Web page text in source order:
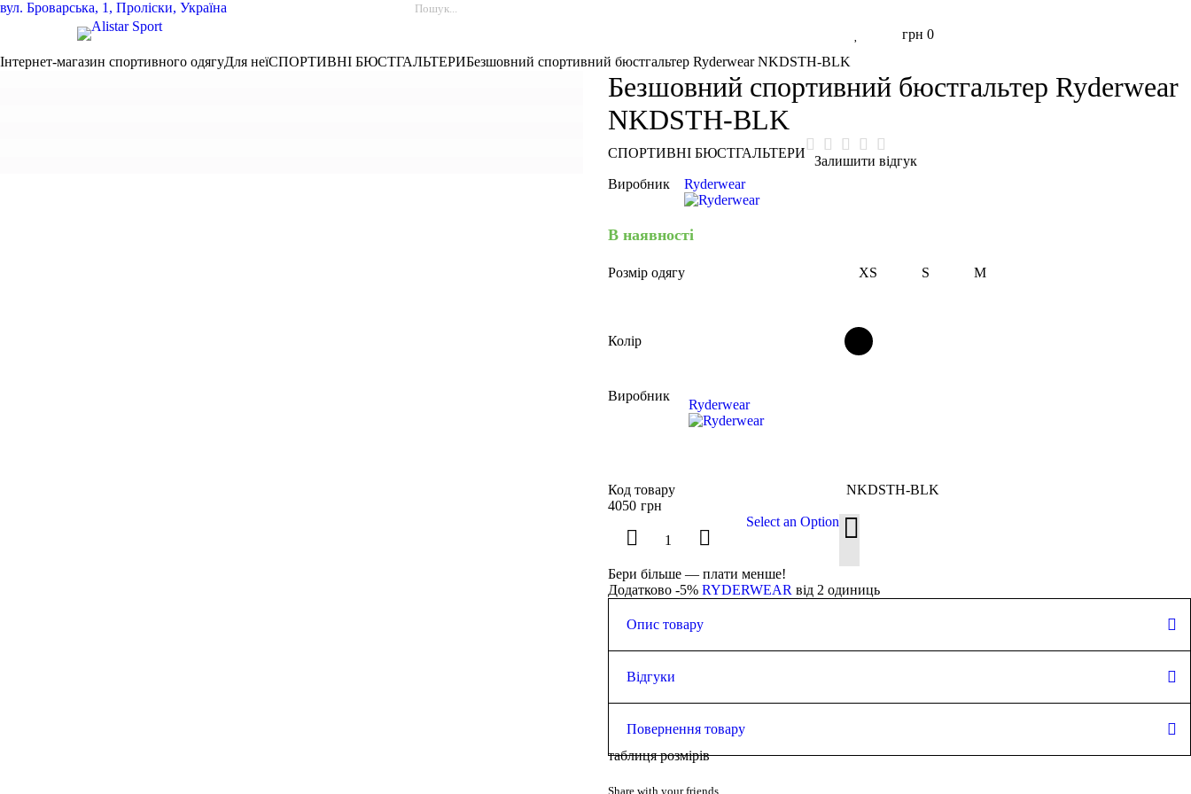
вул. Броварська, 1, Проліски, Україна
грн 0
Інтернет-магазин спортивного одягуДля неїСПОРТИВНІ БЮСТГАЛЬТЕРИБезшовний спортивний бюстгальтер Ryderwear NKDSTH-BLK
Безшовний спортивний бюстгальтер Ryderwear
NKDSTH-BLK
СПОРТИВНІ БЮСТГАЛЬТЕРИ
Залишити відгук
Виробник
Ryderwear
В наявності
Розмір одягу XS S M
Колір
Виробник
Ryderwear
Код товару
NKDSTH-BLK
грн
4050
Select an Option
Бери більше — плати менше!
Додатково -5%RYDERWEAR від 2 одиниць
Опис товару
64 см.
Ефект зібраних складок
Знімна підкладка
Регульований бретелі
Фірмовий логотип Ryderwear
Підкладка: 90% поліестер/10% еластан
Відгуки
0.0
Повернення товару
Повернути товар у магазин (або обміняти його на інший аналогічний) можна протягом 14 днів
таблиця розмірів
Share with your friends